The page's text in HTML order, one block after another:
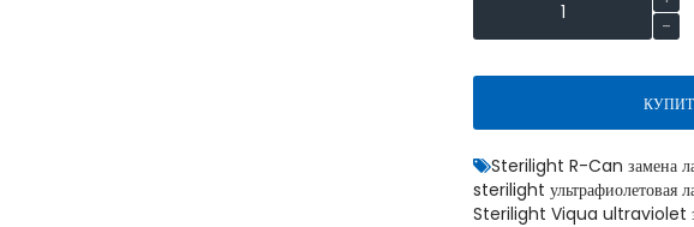
Sterilight R-Can замена
sterilight ультрафиолетовая
Sterilight Viqua ultraviolet
62400.00 грн.